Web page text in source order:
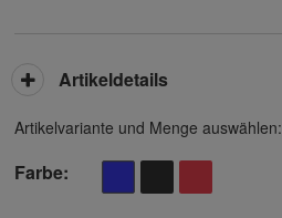
Artikelvariante und Menge auswählen:
Farbe
Artikeldetails